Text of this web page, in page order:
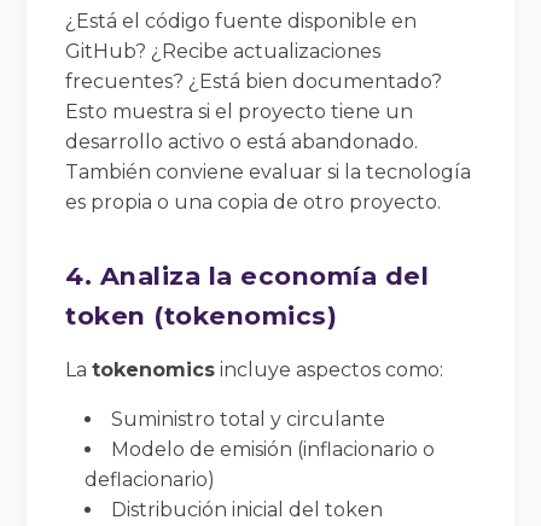
¿Está el código fuente disponible en
GitHub? ¿Recibe actualizaciones
frecuentes? ¿Está bien documentado?
Esto muestra si el proyecto tiene un
desarrollo activo o está abandonado.
También conviene evaluar si la tecnología
es propia o una copia de otro proyecto.
4. Analiza la economía del
token (tokenomics)
Latokenomics incluye aspectos como:
Suministro total y circulante
Modelo de emisión (inflacionario o
deflacionario)
Distribución inicial del token